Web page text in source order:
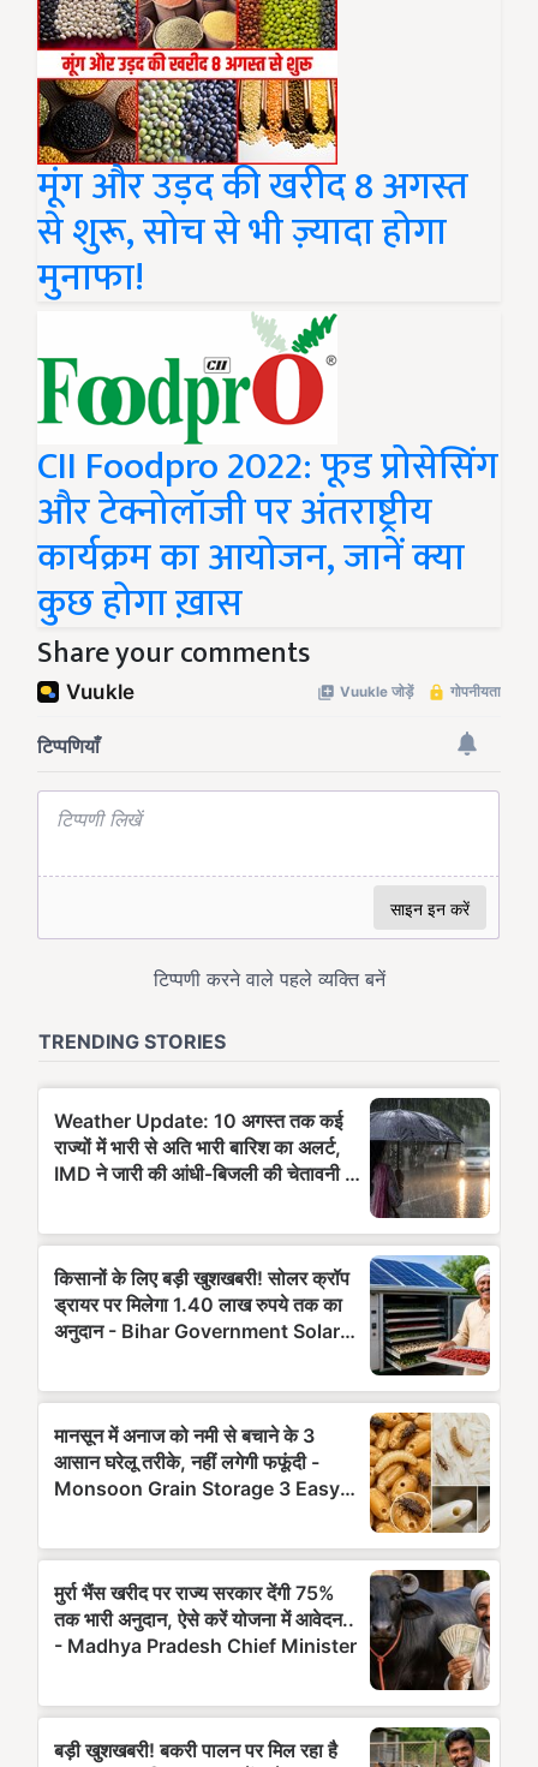
मूंग और उड़द की खरीद 8 अगस्त
से शुरू, सोच से भी ज़्यादा होगा
मुनाफा!
CII Foodpro 2022: फूड प्रोसेसिंग
और टेक्नोलॉजी पर अंतराष्ट्रीय
कार्यक्रम का आयोजन, जानें क्या
कुछ होगा ख़ास
Share your comments